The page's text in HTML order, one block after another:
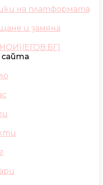
на платформата
и замяна
сайта